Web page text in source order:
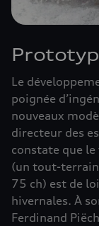
Le
poignée
nouveaux
directeur des
constate que le
(un tout-
75 ch) est de
hivernales. À
Ferdinand